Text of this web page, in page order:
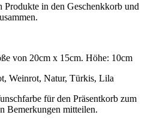
Produkte in den Geschenkkorb und
von 20cm x 15cm. Höhe: 10cm
Weinrot, Natur, Türkis, Lila
für den Präsentkorb zum
Bemerkungen mitteilen.